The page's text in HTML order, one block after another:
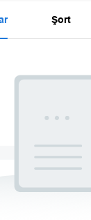
Şort